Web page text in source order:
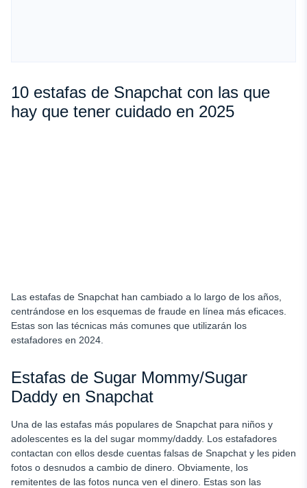
10 estafas de Snapchat con las que
hay que tener cuidado en 2025
Las estafas de Snapchat han cambiado a lo largo de los años,
centrándose en los esquemas de fraude en línea más eficaces.
Estas son las técnicas más comunes que utilizarán los
estafadores en 2024.
Estafas de Sugar Mommy/Sugar
Daddy en Snapchat
Una de las estafas más populares de Snapchat para niños y
adolescentes es la del sugar mommy/daddy. Los estafadores
contactan con ellos desde cuentas falsas de Snapchat y les piden
fotos o desnudos a cambio de dinero. Obviamente, los
remitentes de las fotos nunca ven el dinero. Estas son las